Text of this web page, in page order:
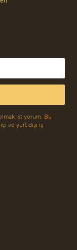
istiyorum. Bu
ve yurt dışı iş